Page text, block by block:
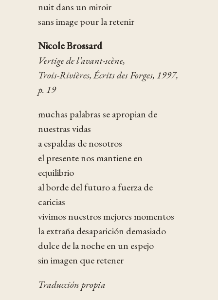
nuit dans un miroir
sans image pour la retenir
Nicole Brossard
Vertige de l’avant-scène,
Trois-Rivières, Écrits des Forges, 1997,
p. 19
muchas palabras se apropian de
nuestras vidas
a espaldas de nosotros
el presente nos mantiene en
equilibrio
al borde del futuro a fuerza de
caricias
vivimos nuestros mejores momentos
la extraña desaparición demasiado
dulce de la noche en un espejo
sin imagen que retener
Traducción propia